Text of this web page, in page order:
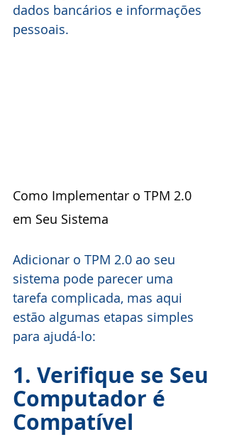
dados bancários e informações
pessoais.
Como Implementar o TPM 2.0
em Seu Sistema
Adicionar o TPM 2.0 ao seu
sistema pode parecer uma
tarefa complicada, mas aqui
estão algumas etapas simples
para ajudá-lo:
1. Verifique se Seu
Computador é
Compatível